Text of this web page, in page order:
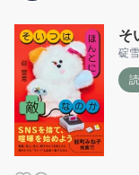
そ
碇